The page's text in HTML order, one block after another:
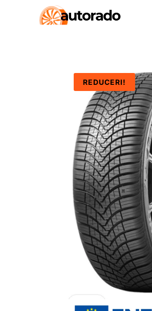
REDUCERI!